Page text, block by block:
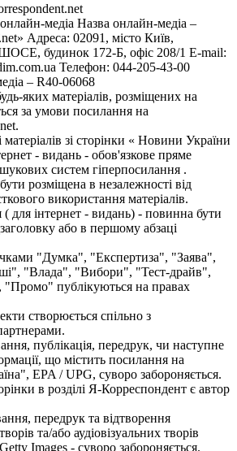
медіа Назва онлайн-медіа –
Адреса: 02091, місто Київ,
будинок 172-Б, офіс 208/1 E-mail:
Телефон: 044-205-43-00
– R40-06068
яких матеріалів, розміщених на
за умови посилання на
зі сторінки « Новини України
- видань - обов'язкове пряме
систем гіперпосилання .
розміщена в незалежності від
використання матеріалів.
( для інтернет - видань) - повинна бути
або в першому абзаці
"Думка", "Експертиза", "Заява",
"Влада", "Вибори", "Тест-драйв",
публікуються на правах
створюється спільно з
публікація, передрук, чи наступне
що містить посилання на
EPA / UPG, суворо забороняється.
в розділі Я-Корреспондент є автор
передрук та відтворення
та/або аудіовізуальних творів
Images - суворо забороняється.